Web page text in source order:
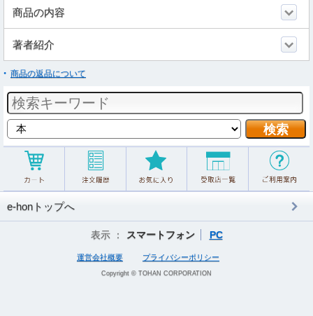
商品の内容
著者紹介
商品の返品について
e-honトップへ
表示 ： スマートフォン PC
運営会社概要 プライバシーポリシー
Copyright © TOHAN CORPORATION